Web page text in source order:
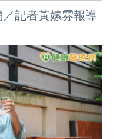
記者黃嫊雰報導